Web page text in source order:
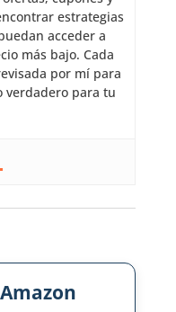
estrategias
acceder a
más bajo. Cada
por mí para
verdadero para tu